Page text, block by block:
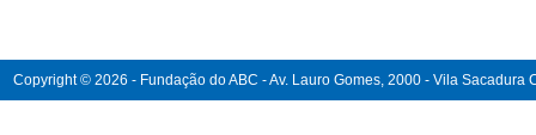
Copyright © 2026 - Fundação do ABC - Av. Lauro Gomes, 2000 - Vila